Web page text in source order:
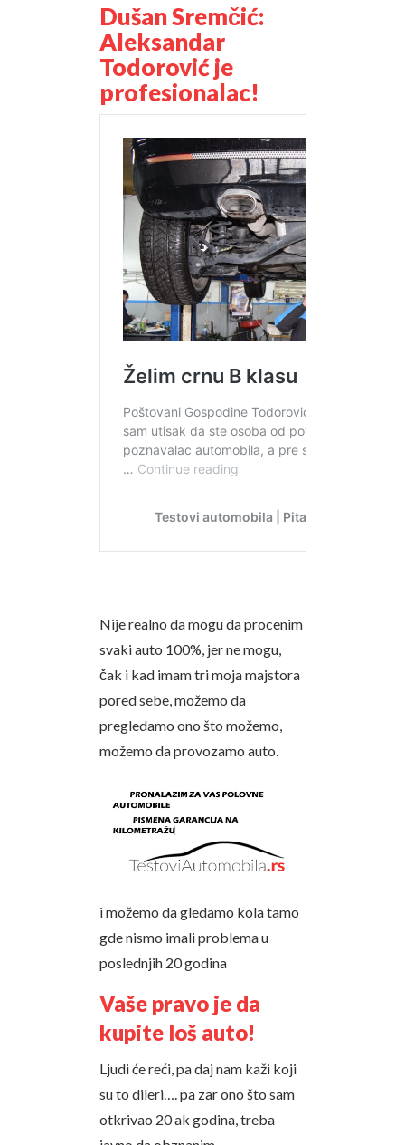
Dušan Sremčić:
Aleksandar
Todorović je
profesionalac!
Nije realno da mogu da procenim
svaki auto 100%, jer ne mogu,
čak i kad imam tri moja majstora
pored sebe, možemo da
pregledamo ono što možemo,
možemo da provozamo auto.
i možemo da gledamo kola tamo
gde nismo imali problema u
poslednjih 20 godina
Vaše pravo je da
kupite loš auto!
Ljudi će reći, pa daj nam kaži koji
su to dileri…. pa zar ono što sam
otkrivao 20 ak godina, treba